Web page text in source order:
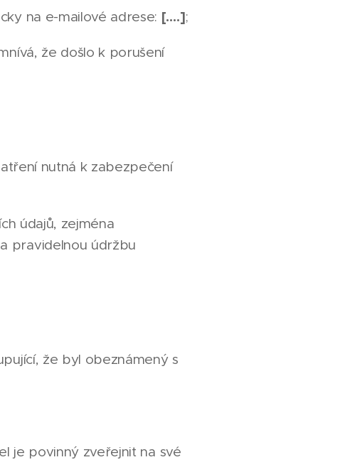
na e-mailové adrese: [….];
že došlo k porušení
nutná k zabezpečení
údajů, zejména
pravidelnou údržbu
že byl obeznámený s
je povinný zveřejnit na své